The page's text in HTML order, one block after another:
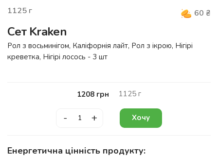
1125 г 60 ₴
Сет Kraken
Рол з восьминігом, Каліфорнія лайт, Рол з ікрою, Нігірі
креветка, Нігірі лосось - 3 шт
1208 грн 1125 г
- + Хочу
Енергетична цінність продукту: